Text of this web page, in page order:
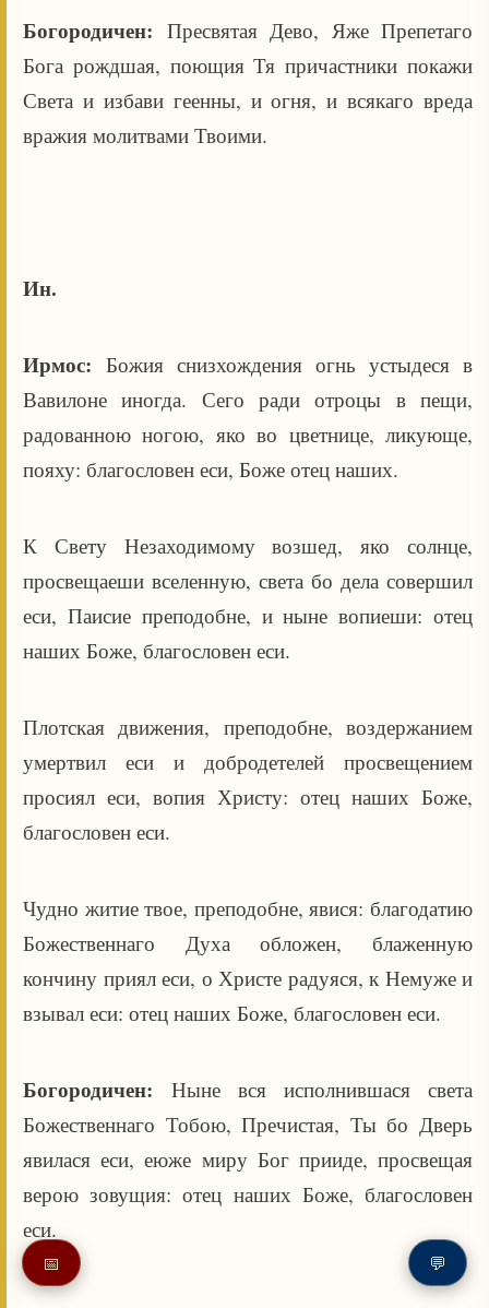
Богородичен: Пресвятая Дево, Яже Препетаго
Бога рождшая, поющия Тя причастники покажи
Света и избави геенны, и огня, и всякаго вреда
вражия молитвами Твоими.
Ин.
Ирмос: Божия снизхождения огнь устыдеся в
Вавилоне иногда. Сего ради отроцы в пещи,
радованною ногою, яко во цветнице, ликующе,
пояху: благословен еси, Боже отец наших.
К Свету Незаходимому возшед, яко солнце,
просвещаеши вселенную, света бо дела совершил
еси, Паисие преподобне, и ныне вопиеши: отец
наших Боже, благословен еси.
Плотская движения, преподобне, воздержанием
умертвил еси и добродетелей просвещением
просиял еси, вопия Христу: отец наших Боже,
благословен еси.
Чудно житие твое, преподобне, явися: благодатию
Божественнаго Духа обложен, блаженную
кончину приял еси, о Христе радуяся, к Немуже и
взывал еси: отец наших Боже, благословен еси.
Богородичен: Ныне вся исполнившася света
Божественнаго Тобою, Пречистая, Ты бо Дверь
явилася еси, еюже миру Бог прииде, просвещая
верою зовущия: отец наших Боже, благословен
еси.
📅 💬